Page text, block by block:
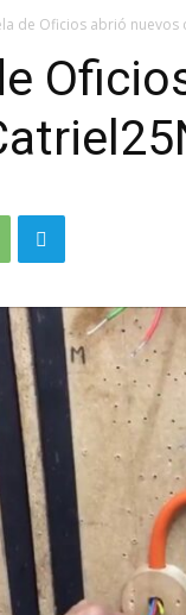
de Oficios abrió